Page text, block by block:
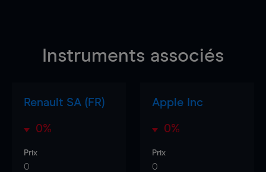
Instruments associés
Renault SA (FR)
0%
Prix
0
Apple Inc
0%
Prix
0